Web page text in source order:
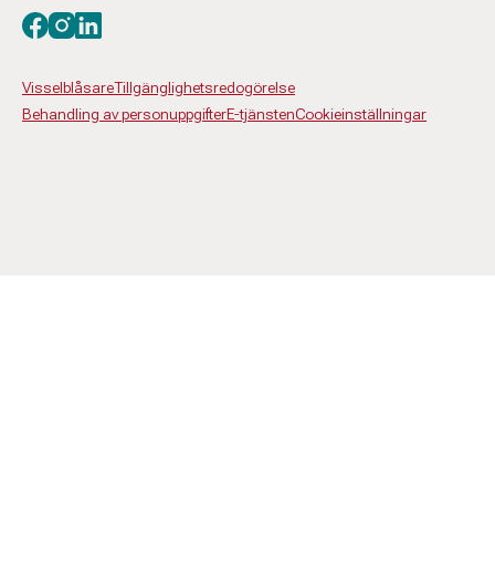
VisselblåsareTillgänglighetsredogörelse
Behandling av personuppgifterE-tjänstenCookieinställningar
Besök oss på facebook
Besök oss på instagram
Besök oss på linkedin